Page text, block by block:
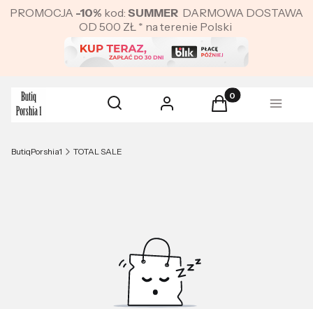
PROMOCJA -10% kod: SUMMER DARMOWA DOSTAWA
OD 500 ZŁ * na terenie Polski
Otwórz wyszukiwarkę
Szukaj Zaloguj się Produkty w
Koszyk Menu
ButiqPorshia1 TOTAL SALE